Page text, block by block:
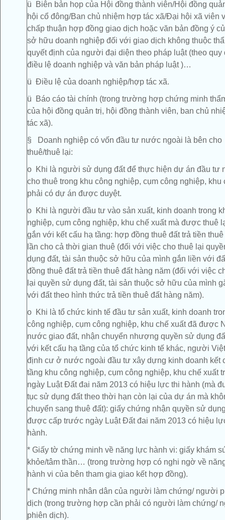
ü Biên bản họp của Hội đồng thành viên/Hội đồng
hội cổ đông/Ban chủ nhiệm hợp tác xã/Đại hội xã viên
chấp thuận hợp đồng giao dịch hoặc văn bản đồng ý
sở hữu doanh nghiệp đối với giao dịch không thuộc
quyết định của người đại diện theo pháp luật (theo quy
điều lệ doanh nghiệp và văn bản pháp luật )…
ü Điều lệ của doanh nghiệp/hợp tác xã.
ü Báo cáo tài chính (trong trường hợp chứng minh
của hội đồng quản trị, hội đồng thành viên, ban chủ
tác xã).
§ Doanh nghiệp có vốn đầu tư nước ngoài là bên cho
thuê/thuê lại:
o Khi là người sử dụng đất để thực hiện dự án đầu tư
cho thuê trong khu công nghiệp, cụm công nghiệp, khu
phải có dự án được duyệt.
o Khi là người đầu tư vào sản xuất, kinh doanh trong
nghiệp, cụm công nghiệp, khu chế xuất mà được thuê
gắn với kết cấu hạ tầng: hợp đồng thuê đất trả tiền thuê
lần cho cả thời gian thuê (đối với việc cho thuê lại
dụng đất, tài sản thuộc sở hữu của mình gắn liền với
đồng thuê đất trả tiền thuê đất hàng năm (đối với việc
lại quyền sử dụng đất, tài sản thuộc sở hữu của mình
với đất theo hình thức trả tiền thuê đất hàng năm).
o Khi là tổ chức kinh tế đầu tư sản xuất, kinh doanh
công nghiệp, cụm công nghiệp, khu chế xuất đã được
nước giao đất, nhận chuyển nhượng quyền sử dụng
với kết cấu hạ tầng của tổ chức kinh tế khác, người
định cư ở nước ngoài đầu tư xây dựng kinh doanh kết
tầng khu công nghiệp, cụm công nghiệp, khu chế xuất
ngày Luật Đất đai năm 2013 có hiệu lực thi hành (mà
tục sử dụng đất theo thời hạn còn lại của dự án mà
chuyển sang thuê đất): giấy chứng nhận quyền sử
được cấp trước ngày Luật Đất đai năm 2013 có hiệu
hành.
* Giấy tờ chứng minh về năng lực hành vi: giấy khám
khỏe/tâm thần… (trong trường hợp có nghi ngờ về
hành vi của bên tham gia giao kết hợp đồng).
* Chứng minh nhân dân của người làm chứng/ người
dịch (trong trường hợp cần phải có người làm chứng/
phiên dịch).